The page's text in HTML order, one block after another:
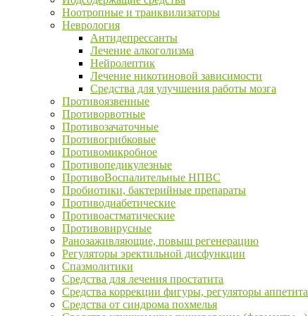
Ноотропные и транквилизаторы
Неврология
Антидепрессанты
Лечение алкоголизма
Нейролептик
Лечение никотиновой зависимости
Средства для улучшения работы мозга
Противоязвенные
Противорвотные
Противозачаточные
Противогрибковые
Противомикробное
Противопедикулезные
ПротивоВоспалительные НПВС
Пробиотики, бактерийные препараты
Противодиабетические
Противоастматические
Противовирусные
Ранозаживляющие, повыш регенерацию
Регуляторы эректильной дисфункции
Спазмолитики
Средства для лечения простатита
Средства коррекции фигуры, регуляторы аппетита
Средства от синдрома похмелья